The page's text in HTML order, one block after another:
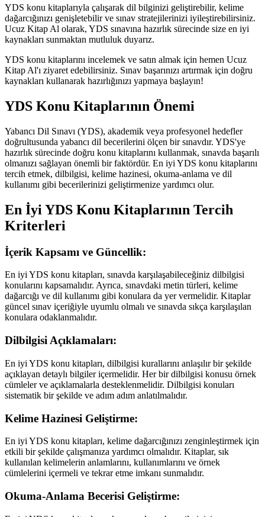
YDS konu kitaplarıyla çalışarak dil bilginizi geliştirebilir, kelime
dağarcığınızı genişletebilir ve sınav stratejilerinizi iyileştirebilirsiniz.
Ucuz Kitap Al olarak, YDS sınavına hazırlık sürecinde size en iyi
kaynakları sunmaktan mutluluk duyarız.
YDS konu kitaplarını incelemek ve satın almak için hemen Ucuz
Kitap Al'ı ziyaret edebilirsiniz. Sınav başarınızı artırmak için doğru
kaynakları kullanarak hazırlığınızı yapmaya başlayın!
YDS Konu Kitaplarının Önemi
Yabancı Dil Sınavı (YDS), akademik veya profesyonel hedefler
doğrultusunda yabancı dil becerilerini ölçen bir sınavdır. YDS'ye
hazırlık sürecinde doğru konu kitaplarını kullanmak, sınavda başarılı
olmanızı sağlayan önemli bir faktördür. En iyi YDS konu kitaplarını
tercih etmek, dilbilgisi, kelime hazinesi, okuma-anlama ve dil
kullanımı gibi becerilerinizi geliştirmenize yardımcı olur.
En İyi YDS Konu Kitaplarının Tercih
Kriterleri
İçerik Kapsamı ve Güncellik:
En iyi YDS konu kitapları, sınavda karşılaşabileceğiniz dilbilgisi
konularını kapsamalıdır. Ayrıca, sınavdaki metin türleri, kelime
dağarcığı ve dil kullanımı gibi konulara da yer vermelidir. Kitaplar
güncel sınav içeriğiyle uyumlu olmalı ve sınavda sıkça karşılaşılan
konulara odaklanmalıdır.
Dilbilgisi Açıklamaları:
En iyi YDS konu kitapları, dilbilgisi kurallarını anlaşılır bir şekilde
açıklayan detaylı bilgiler içermelidir. Her bir dilbilgisi konusu örnek
cümleler ve açıklamalarla desteklenmelidir. Dilbilgisi konuları
sistematik bir şekilde ve adım adım anlatılmalıdır.
Kelime Hazinesi Geliştirme:
En iyi YDS konu kitapları, kelime dağarcığınızı zenginleştirmek için
etkili bir şekilde çalışmanıza yardımcı olmalıdır. Kitaplar, sık
kullanılan kelimelerin anlamlarını, kullanımlarını ve örnek
cümlelerini içermeli ve tekrar etme imkanı sunmalıdır.
Okuma-Anlama Becerisi Geliştirme: